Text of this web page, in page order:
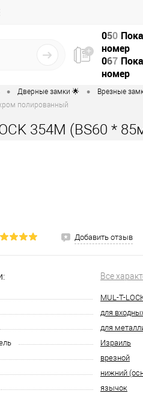
050
номер
067
номер
• Дверные замки 🌟 • Врезные
полированный
354M (BS60 *
Добавить отзыв
Все
MUL-T-
для
для
Израиль
врезной
нижний
язычок